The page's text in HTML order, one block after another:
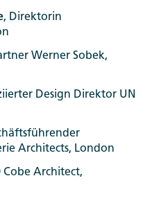
, Direktorin
Werner Sobek,
Design Direktor UN
Architects, London
Cobe Architect,